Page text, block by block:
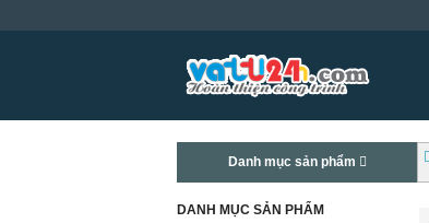
Danh mục sản phẩm
DANH MỤC SẢN PHẨM